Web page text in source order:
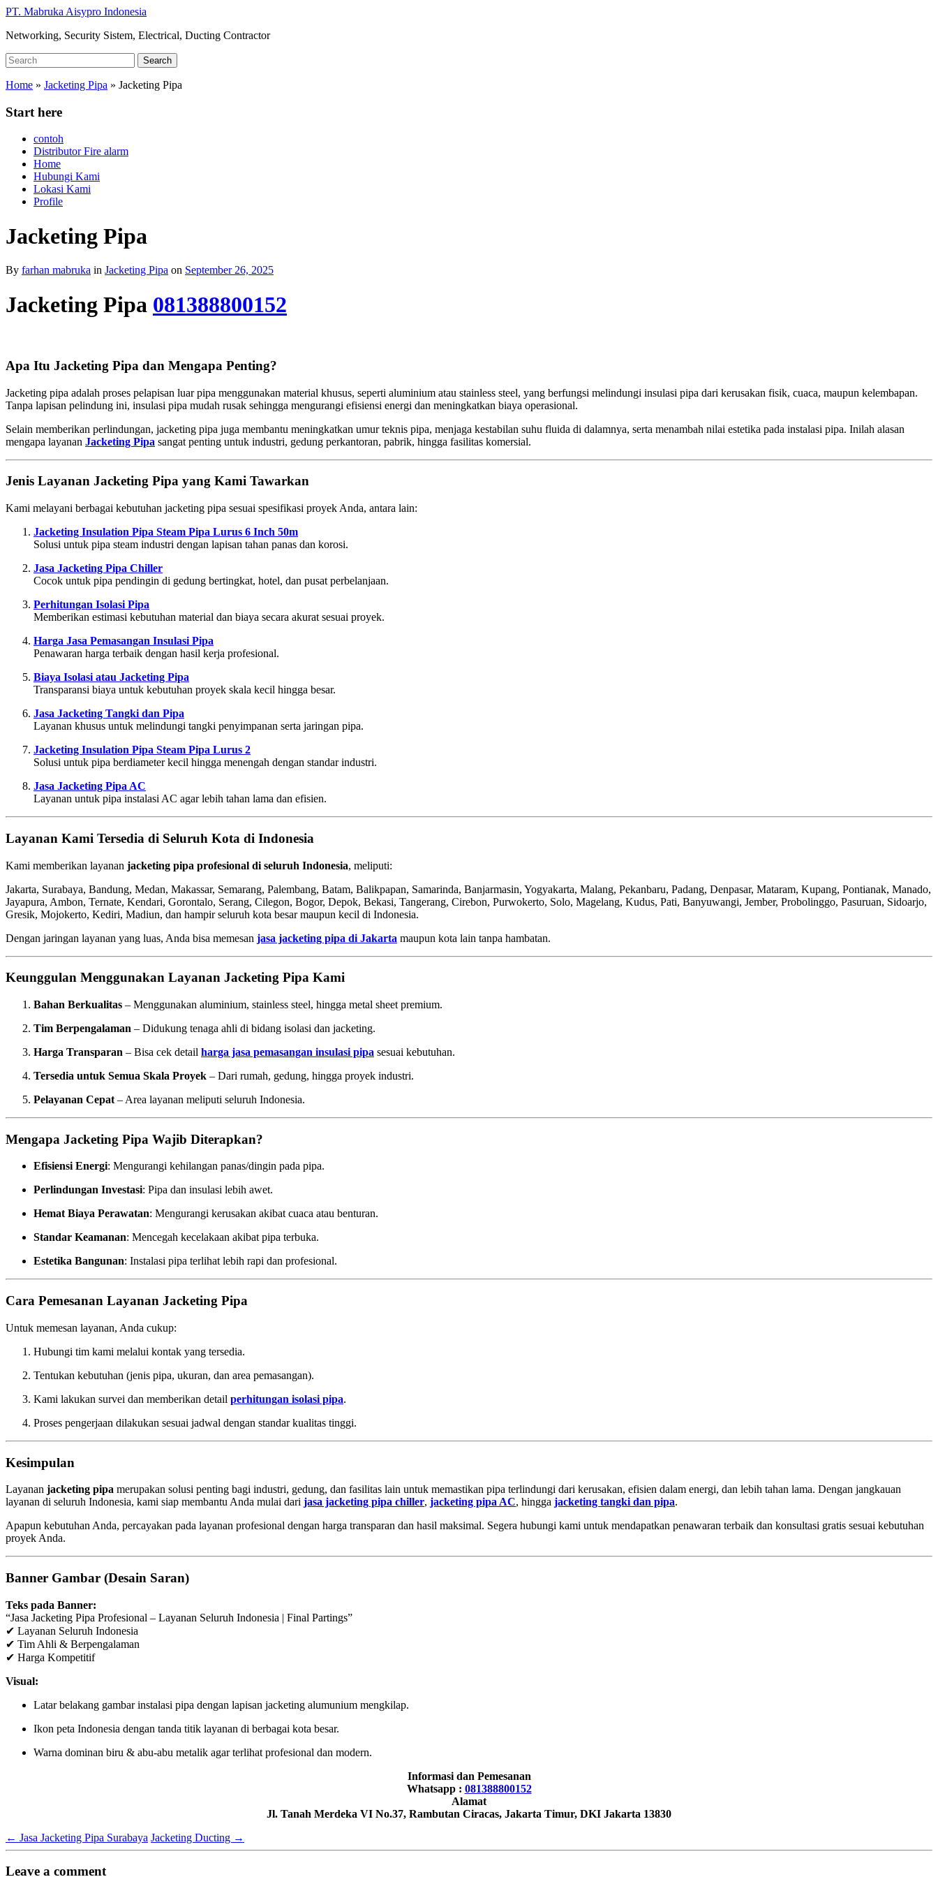
Skip
main
PT. Mabruka Aisypro Indonesia
Networking, Security Sistem, Electrical, Ducting Contractor
Search
for:
Search
Home » Jacketing Pipa » Jacketing Pipa
Start here
contoh
Distributor Fire alarm
Home
Hubungi Kami
Lokasi Kami
Profile
Jacketing Pipa
By farhan mabruka in Jacketing Pipa on September 26, 2025
Jacketing Pipa 081388800152
Apa Itu Jacketing Pipa dan Mengapa Penting?
Jacketing pipa adalah proses pelapisan luar pipa menggunakan material khusus, seperti aluminium atau stainless steel, yang berfungsi melindungi insulasi pipa dari kerusakan fisik, cuaca, maupun kelembapan.
Tanpa lapisan pelindung ini, insulasi pipa mudah rusak sehingga mengurangi efisiensi energi dan meningkatkan biaya operasional.
Selain memberikan perlindungan, jacketing pipa juga membantu meningkatkan umur teknis pipa, menjaga kestabilan suhu fluida di dalamnya, serta menambah nilai estetika pada instalasi pipa. Inilah alasan
mengapa layanan Jacketing Pipa sangat penting untuk industri, gedung perkantoran, pabrik, hingga fasilitas komersial.
Jenis Layanan Jacketing Pipa yang Kami Tawarkan
Kami melayani berbagai kebutuhan jacketing pipa sesuai spesifikasi proyek Anda, antara lain:
Jacketing Insulation Pipa Steam Pipa Lurus 6 Inch 50m
Solusi untuk pipa steam industri dengan lapisan tahan panas dan korosi.
Jasa Jacketing Pipa Chiller
Cocok untuk pipa pendingin di gedung bertingkat, hotel, dan pusat perbelanjaan.
Perhitungan Isolasi Pipa
Memberikan estimasi kebutuhan material dan biaya secara akurat sesuai proyek.
Harga Jasa Pemasangan Insulasi Pipa
Penawaran harga terbaik dengan hasil kerja profesional.
Biaya Isolasi atau Jacketing Pipa
Transparansi biaya untuk kebutuhan proyek skala kecil hingga besar.
Jasa Jacketing Tangki dan Pipa
Layanan khusus untuk melindungi tangki penyimpanan serta jaringan pipa.
Jacketing Insulation Pipa Steam Pipa Lurus 2
Solusi untuk pipa berdiameter kecil hingga menengah dengan standar industri.
Jasa Jacketing Pipa AC
Layanan untuk pipa instalasi AC agar lebih tahan lama dan efisien.
Layanan Kami Tersedia di Seluruh Kota di Indonesia
Kami memberikan layanan jacketing pipa profesional di seluruh Indonesia, meliputi:
Jakarta, Surabaya, Bandung, Medan, Makassar, Semarang, Palembang, Batam, Balikpapan, Samarinda, Banjarmasin, Yogyakarta, Malang, Pekanbaru, Padang, Denpasar, Mataram, Kupang, Pontianak, Manado,
Jayapura, Ambon, Ternate, Kendari, Gorontalo, Serang, Cilegon, Bogor, Depok, Bekasi, Tangerang, Cirebon, Purwokerto, Solo, Magelang, Kudus, Pati, Banyuwangi, Jember, Probolinggo, Pasuruan, Sidoarjo,
Gresik, Mojokerto, Kediri, Madiun, dan hampir seluruh kota besar maupun kecil di Indonesia.
Dengan jaringan layanan yang luas, Anda bisa memesan jasa jacketing pipa di Jakarta maupun kota lain tanpa hambatan.
Keunggulan Menggunakan Layanan Jacketing Pipa Kami
Bahan Berkualitas – Menggunakan aluminium, stainless steel, hingga metal sheet premium.
Tim Berpengalaman – Didukung tenaga ahli di bidang isolasi dan jacketing.
Harga Transparan – Bisa cek detail harga jasa pemasangan insulasi pipa sesuai kebutuhan.
Tersedia untuk Semua Skala Proyek – Dari rumah, gedung, hingga proyek industri.
Pelayanan Cepat – Area layanan meliputi seluruh Indonesia.
Mengapa Jacketing Pipa Wajib Diterapkan?
Efisiensi Energi: Mengurangi kehilangan panas/dingin pada pipa.
Perlindungan Investasi: Pipa dan insulasi lebih awet.
Hemat Biaya Perawatan: Mengurangi kerusakan akibat cuaca atau benturan.
Standar Keamanan: Mencegah kecelakaan akibat pipa terbuka.
Estetika Bangunan: Instalasi pipa terlihat lebih rapi dan profesional.
Cara Pemesanan Layanan Jacketing Pipa
Untuk memesan layanan, Anda cukup:
Hubungi tim kami melalui kontak yang tersedia.
Tentukan kebutuhan (jenis pipa, ukuran, dan area pemasangan).
Kami lakukan survei dan memberikan detail perhitungan isolasi pipa.
Proses pengerjaan dilakukan sesuai jadwal dengan standar kualitas tinggi.
Kesimpulan
Layanan jacketing pipa merupakan solusi penting bagi industri, gedung, dan fasilitas lain untuk memastikan pipa terlindungi dari kerusakan, efisien dalam energi, dan lebih tahan lama. Dengan jangkauan
layanan di seluruh Indonesia, kami siap membantu Anda mulai dari jasa jacketing pipa chiller, jacketing pipa AC, hingga jacketing tangki dan pipa.
Apapun kebutuhan Anda, percayakan pada layanan profesional dengan harga transparan dan hasil maksimal. Segera hubungi kami untuk mendapatkan penawaran terbaik dan konsultasi gratis sesuai kebutuhan
proyek Anda.
Banner Gambar (Desain Saran)
Teks pada Banner:
“Jasa Jacketing Pipa Profesional – Layanan Seluruh Indonesia | Final Partings”
✔ Layanan Seluruh Indonesia
✔ Tim Ahli & Berpengalaman
✔ Harga Kompetitif
Visual:
Latar belakang gambar instalasi pipa dengan lapisan jacketing alumunium mengkilap.
Ikon peta Indonesia dengan tanda titik layanan di berbagai kota besar.
Warna dominan biru & abu-abu metalik agar terlihat profesional dan modern.
Informasi dan Pemesanan
Whatsapp : 081388800152
Alamat
Jl. Tanah Merdeka VI No.37, Rambutan Ciracas, Jakarta Timur, DKI Jakarta 13830
← Jasa Jacketing Pipa Surabaya Jacketing Ducting →
Leave a comment